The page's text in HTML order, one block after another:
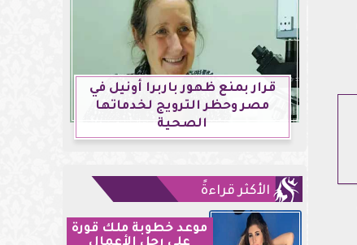
قرار بمنع ظهور باربرا أونيل في
مصر وحظر الترويج لخدماتها
الصحية
الأكثر قراءةً
موعد خطوبة ملك قورة